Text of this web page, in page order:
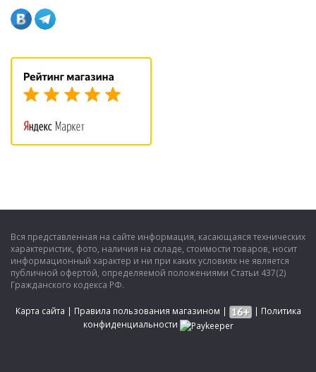
Вся представленная на сайте информация, касающаяся технических
характеристик, фото, наличия на складе, стоимости товаров, носит
информационный характер и ни при каких условиях не является
публичной офертой, определяемой положениями Статьи 437(2)
Гражданского кодекса РФ.
Карта сайта | Правила пользования магазином | | Политика
конфиденциальности